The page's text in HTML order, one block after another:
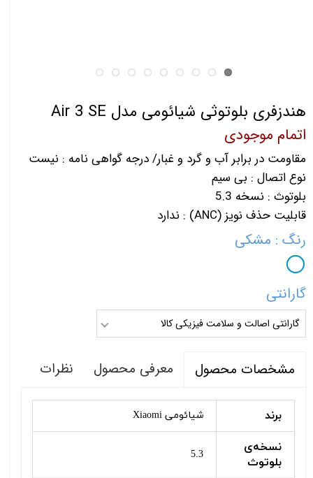
هندزفری بلوتوثی شیائومی مدل Air 3 SE
اتمام موجودی
مقاومت در برابر آب و گرد و غبار/ درجه گواهی‌ نامه : نیست
نوع اتصال : بی‌ سیم
بلوتوث : نسخه 5.3
قابلیت حذف نویز (ANC) : ندارد
رنگ : مشکی
گارانتی
گارانتی اصالت و سلامت فیزیکی کالا
مشخصات محصول معرفی محصول نظرات
برند شیائومی Xiaomi
نسخه‌ی
بلوتوث
5.3